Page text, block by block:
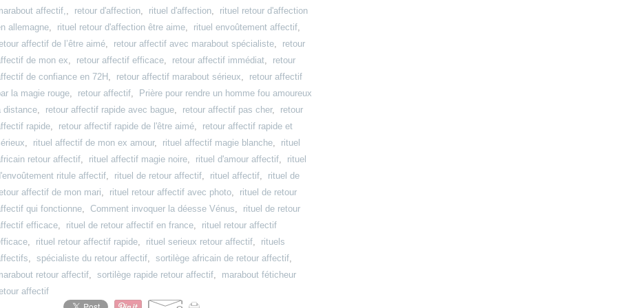
affectif,, retour d'affection, rituel d'affection, rituel retour d'affection
allemagne, rituel retour d'affection être aime, rituel envoûtement affectif,
affectif de l’être aimé, retour affectif avec marabout spécialiste, retour
de mon ex, retour affectif efficace, retour affectif immédiat, retour
de confiance en 72H, retour affectif marabout sérieux, retour affectif
la magie rouge, retour affectif,
Prière pour rendre un homme fou amoureux
distance, retour affectif rapide avec bague, retour affectif pas cher, retour
rapide, retour affectif rapide de l'être aimé, retour affectif rapide et
, rituel affectif de mon ex amour, rituel affectif magie blanche, rituel
retour affectif, rituel affectif magie noire, rituel d'amour affectif, rituel
ritule affectif, rituel de retour affectif, rituel affectif, rituel de
affectif de mon mari, rituel retour affectif avec photo, rituel de retour
qui fonctionne, Comment invoquer la déesse Vénus, rituel de retour
efficace, rituel de retour affectif en france, rituel retour affectif
, rituel retour affectif rapide, rituel serieux retour affectif, rituels
, spécialiste du retour affectif, sortilège africain de retour affectif,
retour affectif, sortilège rapide retour affectif, marabout féticheur
affectif